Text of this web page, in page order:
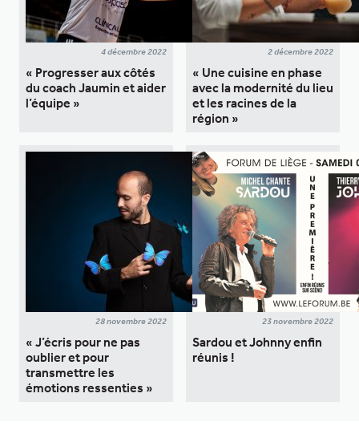
4 décembre 2022
« Progresser aux côtés
du coach Jaumin et aider
l’équipe »
2 décembre 2022
« Une cuisine en phase
avec la modernité du lieu
et les racines de la
région »
28 novembre 2022
« J’écris pour ne pas
oublier et pour
transmettre les
émotions ressenties »
23 novembre 2022
Sardou et Johnny enfin
réunis !